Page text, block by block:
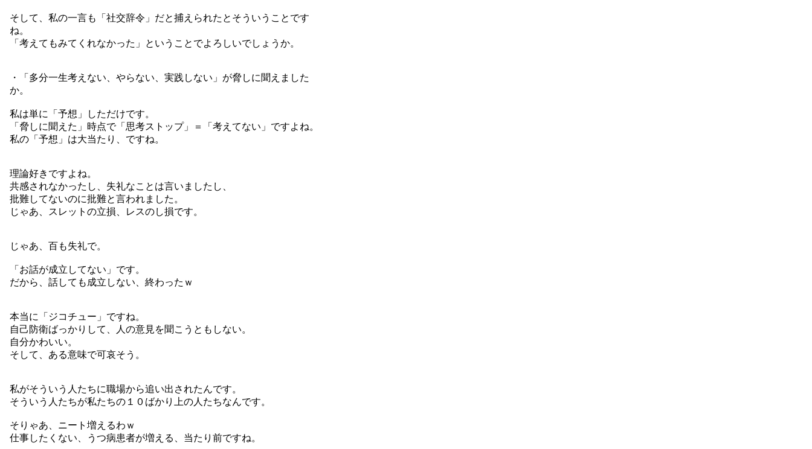
そして、私の一言も「社交辞令」だと捕えられたとそういうことです
ね。
「考えてもみてくれなかった」ということでよろしいでしょうか。
・「多分一生考えない、やらない、実践しない」が脅しに聞えました
か。
私は単に「予想」しただけです。
「脅しに聞えた」時点で「思考ストップ」＝「考えてない」ですよね。
私の「予想」は大当たり、ですね。
理論好きですよね。
共感されなかったし、失礼なことは言いましたし、
批難してないのに批難と言われました。
じゃあ、スレットの立損、レスのし損です。
じゃあ、百も失礼で。
「お話が成立してない」です。
だから、話しても成立しない、終わったｗ
本当に「ジコチュー」ですね。
自己防衛ばっかりして、人の意見を聞こうともしない。
自分かわいい。
そして、ある意味で可哀そう。
私がそういう人たちに職場から追い出されたんです。
そういう人たちが私たちの１０ばかり上の人たちなんです。
そりゃあ、ニート増えるわｗ
仕事したくない、うつ病患者が増える、当たり前ですね。